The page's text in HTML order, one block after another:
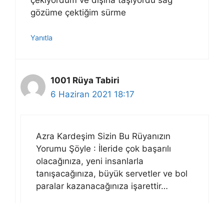
gözüme çektiğim sürme
Yanıtla
1001 Rüya Tabiri
6 Haziran 2021 18:17
Azra Kardeşim Sizin Bu Rüyanızın
Yorumu Şöyle : İleride çok başarılı
olacağınıza, yeni insanlarla
tanışacağınıza, büyük servetler ve bol
paralar kazanacağınıza işarettir…